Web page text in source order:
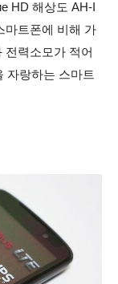
HD 해상도 AH-I
마트폰에 비해 가
전력소모가 적어
자랑하는 스마트